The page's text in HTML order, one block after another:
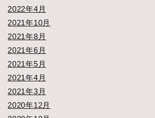
2022年4月
2021年10月
2021年8月
2021年6月
2021年5月
2021年4月
2021年3月
2020年12月